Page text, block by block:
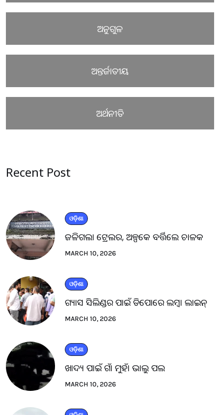
ଅନୁଗୁଳ
ଅନ୍ତର୍ଜାତୀୟ
ଅର୍ଥନୀତି
Recent Post
ଓଡ଼ିଶା
ଜଳିଗଲା ଟ୍ରେଲର, ଅଳ୍ପକେ ବର୍ତ୍ତିଲେ ଚାଳକ
MARCH 10, 2026
ଓଡ଼ିଶା
ଗ୍ୟାସ ସିଲିଣ୍ଡର ପାଇଁ ଡିପୋରେ ଲମ୍ବା ଲାଇନ୍
MARCH 10, 2026
ଓଡ଼ିଶା
ଖାଦ୍ୟ ପାଇଁ ଗାଁ ମୁହାଁ ଭାଲୁ ପଲ
MARCH 10, 2026